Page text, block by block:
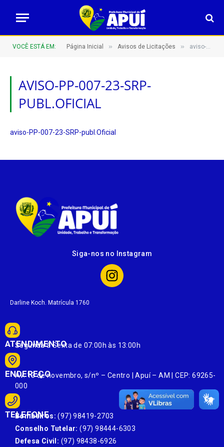
VOCÊ ESTÁ EM: Página Inicial » Avisos de Licitações » aviso-PP-007-23-SRP-publ.Oficial
AVISO-PP-007-23-SRP-
PUBL.OFICIAL
aviso-PP-007-23-SRP-publ.Oficial
Siga-nos no Instagram
Darline Koch. Matrícula 1760
ATENDIMENTO
Segunda à Sexta de 07:00h às 13:00h
ENDEREÇO
Av. 13 de novembro, s/nº – Centro | Apuí – AM | CEP: 69265-
000
TELEFONE
Bombeiros: (97) 98419-2703
Conselho Tutelar: (97) 98444-6303
Defesa Civil: (97) 98438-6926